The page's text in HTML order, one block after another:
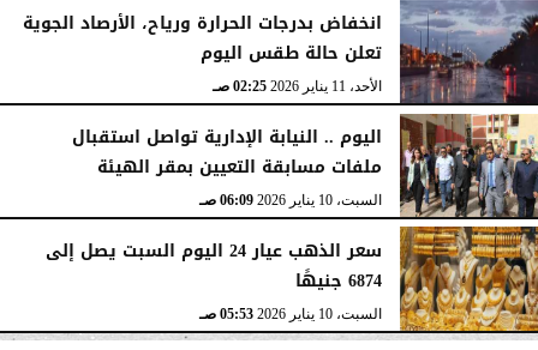
انخفاض بدرجات الحرارة ورياح، الأرصاد الجوية
تعلن حالة طقس اليوم
الأحد، 11 يناير 2026 02:25 صـ
اليوم .. النيابة الإدارية تواصل استقبال
ملفات مسابقة التعيين بمقر الهيئة
السبت، 10 يناير 2026 06:09 صـ
سعر الذهب عيار 24 اليوم السبت يصل إلى
6874 جنيهًا
السبت، 10 يناير 2026 05:53 صـ